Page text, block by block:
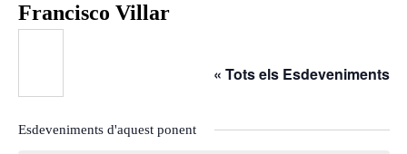
Francisco Villar
« Tots els Esdeveniments
Esdeveniments d'aquest ponent